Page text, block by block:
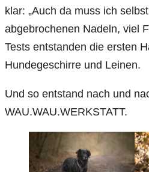
klar: „Auch da muss ich
abgebrochenen Nadeln, viel
Tests entstanden die ersten
Hundegeschirre und Leinen.
Und so entstand nach und
WAU.WAU.WERKSTATT.